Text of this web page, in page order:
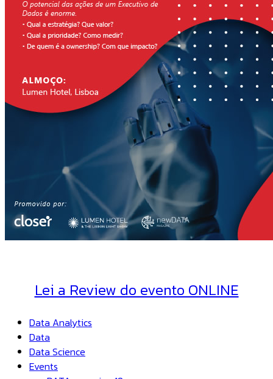
Lei a Review do evento ONLINE
Data Analytics
Data
Data Science
Events